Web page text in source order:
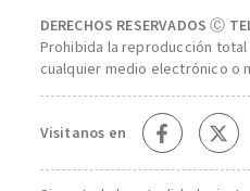
DERECHOS RESERVADOS Ⓒ
Prohibida la reproducción
cualquier medio electrónico o
Visitanos en